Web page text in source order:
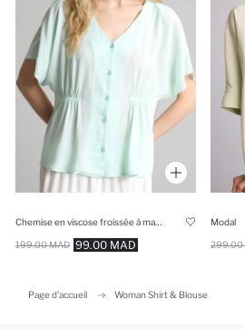
99.00 MAD
199.00 MAD
Modal
299.00
Page d'accueil Woman Shirt & Blouse